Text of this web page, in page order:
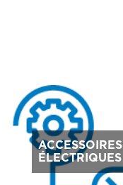
ACCESSOIRES
ÉLECTRIQUES